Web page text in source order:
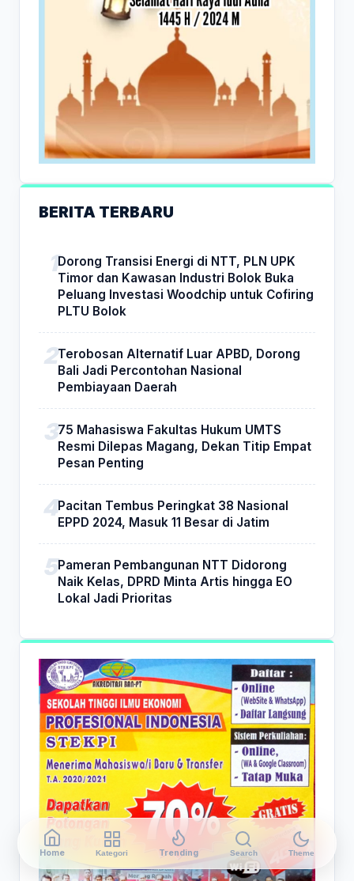
BERITA TERBARU
Dorong Transisi Energi di NTT, PLN UPK
Timor dan Kawasan Industri Bolok Buka
Peluang Investasi Woodchip untuk Cofiring
PLTU Bolok
Terobosan Alternatif Luar APBD, Dorong
Bali Jadi Percontohan Nasional
Pembiayaan Daerah
75 Mahasiswa Fakultas Hukum UMTS
Resmi Dilepas Magang, Dekan Titip Empat
Pesan Penting
Pacitan Tembus Peringkat 38 Nasional
EPPD 2024, Masuk 11 Besar di Jatim
Pameran Pembangunan NTT Didorong
Naik Kelas, DPRD Minta Artis hingga EO
Lokal Jadi Prioritas
Home Kategori Trending Search Theme